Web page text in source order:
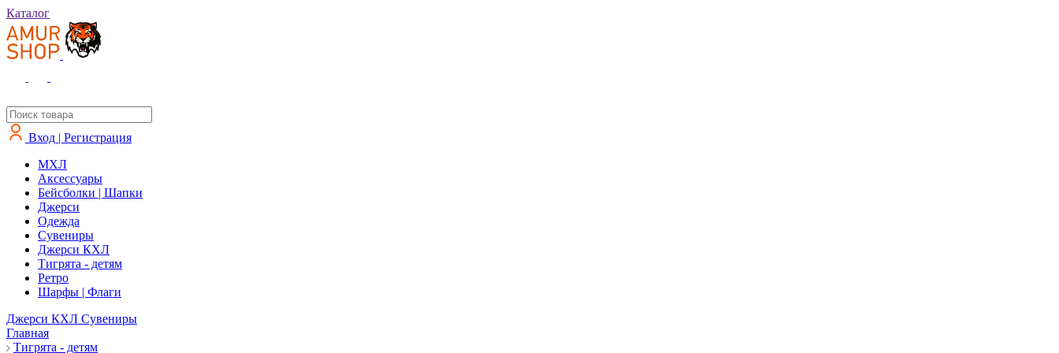
Каталог
Вход | Регистрация
MXЛ
Аксессуары
Бейсболки | Шапки
Джерси
Одежда
Сувениры
Джерси КХЛ
Тигрята - детям
Ретро
Шарфы | Флаги
Джерси КХЛ Сувениры
Главная
Тигрята - детям